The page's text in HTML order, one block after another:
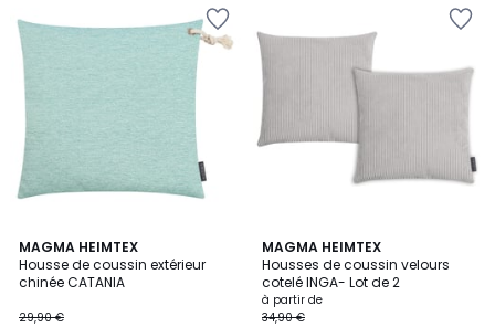
MAGMA HEIMTEX
Housse de coussin extérieur
chinée CATANIA
29,90 €
4
Couleurs
MAGMA HEIMTEX
Housses de coussin velours
cotelé INGA- Lot de 2
à partir de
34,90 €
5
Couleurs